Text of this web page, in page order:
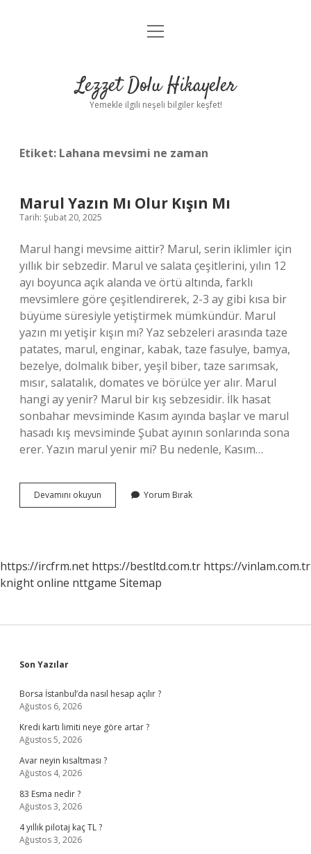
Anasayfa
Yasal Uyarı
menüyü
Lezzet Dolu Hikayeler
Yemekle ilgili neşeli bilgiler keşfet!
Etiket: Lahana mevsimi ne zaman
Marul Yazın Mı Olur Kışın Mı
Tarih: Şubat 20, 2025
Marul hangi mevsime aittir? Marul, serin iklimler için
yıllık bir sebzedir. Marul ve salata çeşitlerini, yılın 12
ayı boyunca açık alanda ve örtü altında, farklı
mevsimlere göre çeşitlendirerek, 2-3 ay gibi kısa bir
büyüme süresiyle yetiştirmek mümkündür. Marul
yazın mı yetişir kışın mı? Yaz sebzeleri arasında taze
patates, marul, enginar, kabak, taze fasulye, bamya,
bezelye, dolmalık biber, yeşil biber, taze sarımsak,
mısır, salatalık, domates ve börülce yer alır. Marul
hangi ay yenir? Marul bir kış sebzesidir. İlk hasat
sonbahar mevsiminde Kasım ayında başlar ve marul
hasadı kış mevsiminde Şubat ayının sonlarında sona
erer. Yazın marul yenir mi? Bu nedenle, Kasım…
Devamını okuyun
Yazın
Yorum Bırak
https://ircfrm.net https://bestltd.com.tr https://vinlam.com.tr
knight online nttgame Sitemap
Sidebar
Son Yazılar
Borsa İstanbul’da nasıl hesap açılır ?
Ağustos 6, 2026
Kredi kartı limiti neye göre artar ?
Ağustos 5, 2026
Avar neyin kısaltması ?
Ağustos 4, 2026
83 Esma nedir ?
Ağustos 3, 2026
4 yıllık pilotaj kaç TL ?
Ağustos 3, 2026